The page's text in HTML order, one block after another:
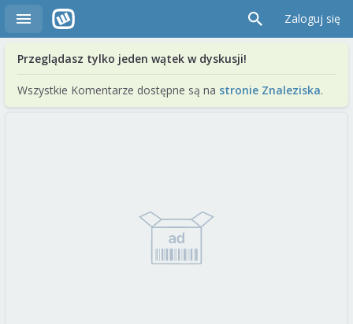
Zaloguj się
Przeglądasz tylko jeden wątek w dyskusji!
Wszystkie Komentarze dostępne są na stronie Znaleziska.